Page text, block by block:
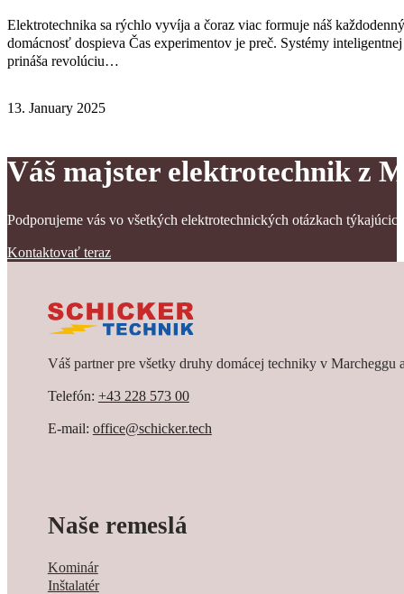
Elektrotechnika sa rýchlo vyvíja a čoraz viac formuje náš
domácnosť dospieva Čas experimentov je preč. Systémy
prináša revolúciu…
13. January 2025
Váš majster elektrotechnik z
Podporujeme vás vo všetkých elektrotechnických otázkach
Kontaktovať teraz
Váš partner pre všetky druhy domácej techniky v Marcheggu
Telefón: +43 228 573 00
E-mail: office@schicker.tech
Naše remeslá
Kominár
Inštalatér